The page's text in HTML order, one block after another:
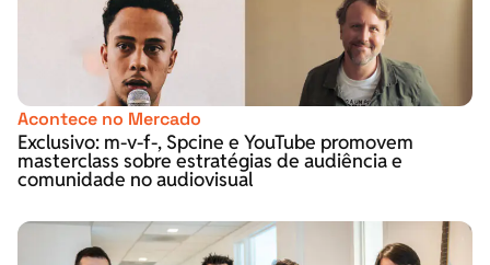
Acontece no Mercado
Exclusivo: m-v-f-, Spcine e YouTube promovem
masterclass sobre estratégias de audiência e
comunidade no audiovisual